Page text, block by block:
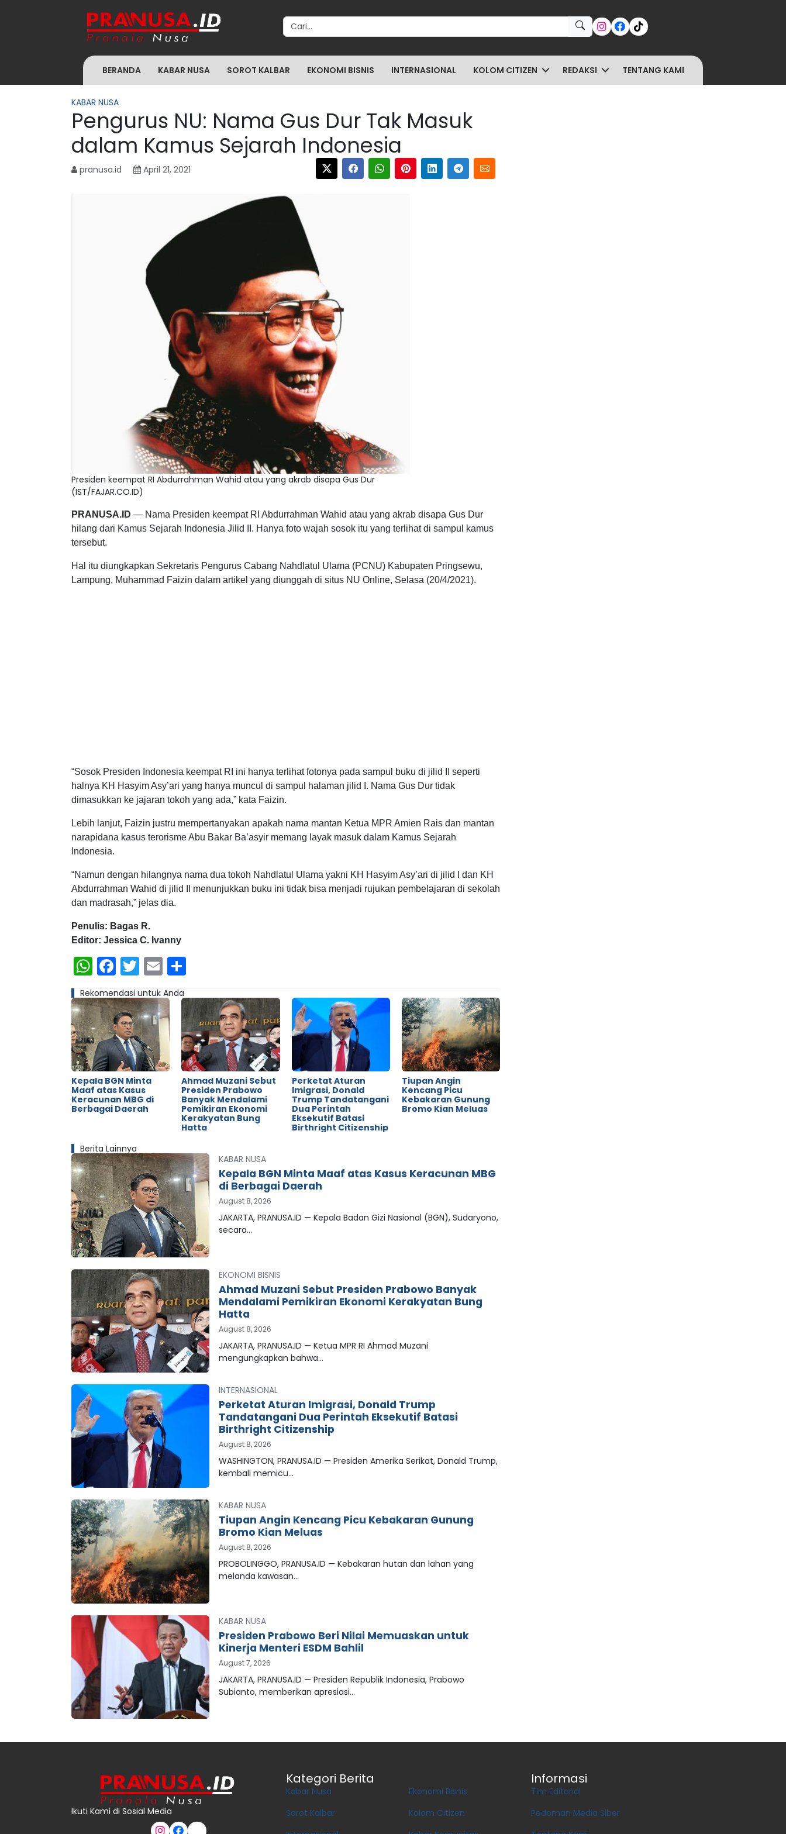
Search for:
BERANDA KABAR NUSA SOROT KALBAR EKONOMI BISNIS INTERNASIONAL KOLOM CITIZEN REDAKSI TENTANG KAMI
KABAR NUSA
Pengurus NU: Nama Gus Dur Tak Masuk
dalam Kamus Sejarah Indonesia
pranusa.id April 21, 2021
Presiden keempat RI Abdurrahman Wahid atau yang akrab disapa Gus Dur
(IST/FAJAR.CO.ID)
PRANUSA.ID — Nama Presiden keempat RI Abdurrahman Wahid atau yang akrab disapa Gus Dur
hilang dari Kamus Sejarah Indonesia Jilid II. Hanya foto wajah sosok itu yang terlihat di sampul kamus
tersebut.
Hal itu diungkapkan Sekretaris Pengurus Cabang Nahdlatul Ulama (PCNU) Kabupaten Pringsewu,
Lampung, Muhammad Faizin dalam artikel yang diunggah di situs NU Online, Selasa (20/4/2021).
“Sosok Presiden Indonesia keempat RI ini hanya terlihat fotonya pada sampul buku di jilid II seperti
halnya KH Hasyim Asy’ari yang hanya muncul di sampul halaman jilid I. Nama Gus Dur tidak
dimasukkan ke jajaran tokoh yang ada,” kata Faizin.
Lebih lanjut, Faizin justru mempertanyakan apakah nama mantan Ketua MPR Amien Rais dan mantan
narapidana kasus terorisme Abu Bakar Ba’asyir memang layak masuk dalam Kamus Sejarah
Indonesia.
“Namun dengan hilangnya nama dua tokoh Nahdlatul Ulama yakni KH Hasyim Asy’ari di jilid I dan KH
Abdurrahman Wahid di jilid II menunjukkan buku ini tidak bisa menjadi rujukan pembelajaran di sekolah
dan madrasah,” jelas dia.
Penulis: Bagas R.
Editor: Jessica C. Ivanny
WhatsApp
Facebook
Twitter
Email
Rekomendasi untuk Anda
Kepala BGN Minta
Maaf atas Kasus
Keracunan MBG di
Berbagai Daerah
Ahmad Muzani Sebut
Presiden Prabowo
Banyak Mendalami
Pemikiran Ekonomi
Kerakyatan Bung
Hatta
Perketat Aturan
Imigrasi, Donald
Trump Tandatangani
Dua Perintah
Eksekutif Batasi
Birthright Citizenship
Tiupan Angin
Kencang Picu
Kebakaran Gunung
Bromo Kian Meluas
Berita Lainnya
KABAR NUSA
Kepala BGN Minta Maaf atas Kasus Keracunan MBG
di Berbagai Daerah
August 8, 2026
JAKARTA, PRANUSA.ID — Kepala Badan Gizi Nasional (BGN), Sudaryono,
secara…
EKONOMI BISNIS
Ahmad Muzani Sebut Presiden Prabowo Banyak
Mendalami Pemikiran Ekonomi Kerakyatan Bung
Hatta
August 8, 2026
JAKARTA, PRANUSA.ID — Ketua MPR RI Ahmad Muzani
mengungkapkan bahwa…
INTERNASIONAL
Perketat Aturan Imigrasi, Donald Trump
Tandatangani Dua Perintah Eksekutif Batasi
Birthright Citizenship
August 8, 2026
WASHINGTON, PRANUSA.ID — Presiden Amerika Serikat, Donald Trump,
kembali memicu…
KABAR NUSA
Tiupan Angin Kencang Picu Kebakaran Gunung
Bromo Kian Meluas
August 8, 2026
PROBOLINGGO, PRANUSA.ID — Kebakaran hutan dan lahan yang
melanda kawasan…
KABAR NUSA
Presiden Prabowo Beri Nilai Memuaskan untuk
Kinerja Menteri ESDM Bahlil
August 7, 2026
JAKARTA, PRANUSA.ID — Presiden Republik Indonesia, Prabowo
Subianto, memberikan apresiasi…
Ikuti Kami di Sosial Media
Kategori Berita
Kabar Nusa
Sorot Kalbar
Ekonomi Bisnis
Kolom Citizen
Informasi
Tim Editorial
Pedoman Media Siber